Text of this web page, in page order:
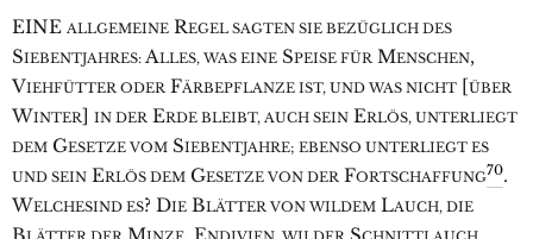
EINE ALLGEMEINE REGEL SAGTEN SIE BEZÜGLICH DES
SIEBENTJAHRES: ALLES, WAS EINE SPEISE FÜR MENSCHEN,
VIEHFÜTTER ODER FÄRBEPFLANZE IST, UND WAS NICHT [ÜBER
WINTER] IN DER ERDE BLEIBT, AUCH SEIN ERLÖS, UNTERLIEGT
DEM GESETZE VOM SIEBENTJAHRE; EBENSO UNTERLIEGT ES
UND SEIN ERLÖS DEM GESETZE VON DER FORTSCHAFFUNG70.
WELCHESIND ES? DIE BLÄTTER VON WILDEM LAUCH, DIE
B M , E S
,